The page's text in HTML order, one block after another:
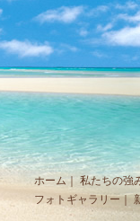
ホーム
私たちの強
フォトギャラリー｜